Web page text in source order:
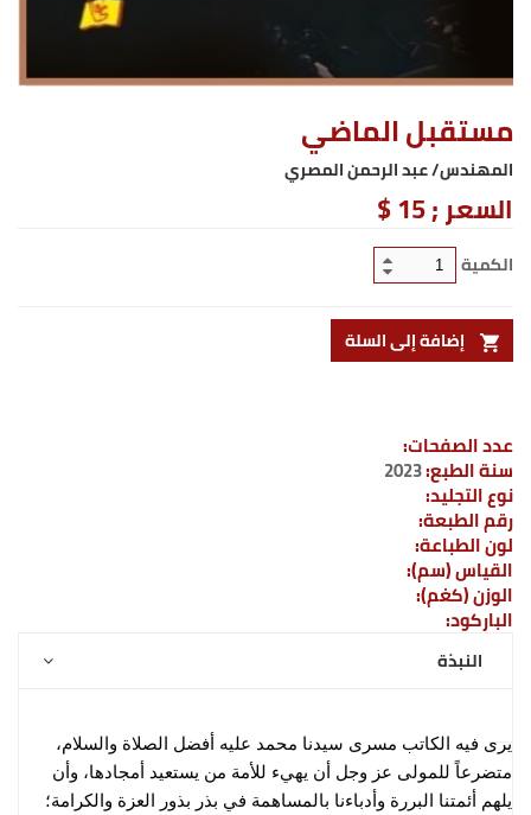
مستقبل الماضي
المهندس/ عبد الرحمن المصري
السعر ;15 $
الكمية
إضافة إلى السلة
عدد الصفحات:
سنة الطبع:
نوع التجليد:
رقم الطبعة:
لون الطباعة:
القياس (سم):
الوزن (كغم):
الباركود:
النبذة
يرى فيه الكاتب مسرى سيدنا محمد عليه أفضل الصلاة والسلام،
متضرعاً للمولى عز وجل أن يهيء للأمة من يستعيد أمجادها، وأن
يلهم أئمتنا البررة وأدباءنا بالمساهمة في بذر بذور العزة والكرامة؛